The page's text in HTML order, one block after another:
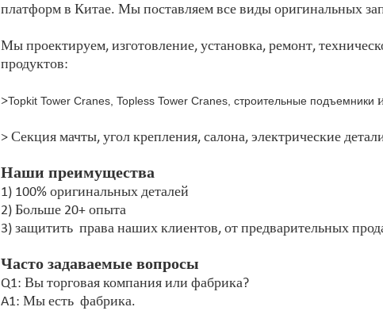
платформ в Китае. Мы поставляем все виды оригинальных
Мы проектируем, изготовление, установка, ремонт,
продуктов:
>Topkit Tower Cranes, Topless Tower Cranes, строительные подъемники
> Секция мачты, угол крепления, салона, электрические
Наши преимущества
1) 100% оригинальных деталей
2) Больше 20+ опыта
3) защитить права наших клиентов, от предварительных
Часто задаваемые вопросы
Q1: Вы торговая компания или фабрика?
A1: Мы есть фабрика.